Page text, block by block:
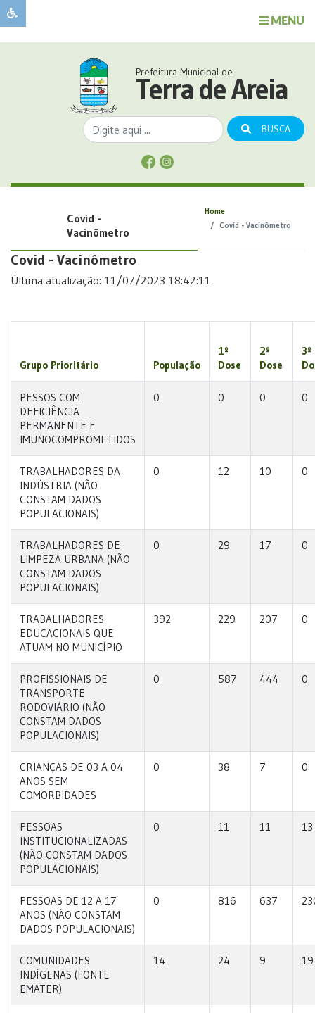
MENU
Sobre
Sobre
Prefeitura Municipal de
Terra de Areia
BUSCA
Covid -
Vacinômetro
Home
Covid - Vacinômetro
Covid - Vacinômetro
Última atualização: 11/07/2023 18:42:11
Grupo Prioritário População
1º
Dose
2º
Dose
3º
PESSOS COM
DEFICIÊNCIA
PERMANENTE E
IMUNOCOMPROMETIDOS
0 0 0 0
TRABALHADORES DA
INDÚSTRIA (NÃO
CONSTAM DADOS
POPULACIONAIS)
0 12 10 0
TRABALHADORES DE
LIMPEZA URBANA (NÃO
CONSTAM DADOS
POPULACIONAIS)
0 29 17 0
TRABALHADORES
EDUCACIONAIS QUE
ATUAM NO MUNICÍPIO
392 229 207 0
PROFISSIONAIS DE
TRANSPORTE
RODOVIÁRIO (NÃO
CONSTAM DADOS
POPULACIONAIS)
0 587 444 0
CRIANÇAS DE 03 A 04
ANOS SEM
COMORBIDADES
0 38 7 0
PESSOAS
INSTITUCIONALIZADAS
(NÃO CONSTAM DADOS
POPULACIONAIS)
0 11 11 13
PESSOAS DE 12 A 17
ANOS (NÃO CONSTAM
DADOS POPULACIONAIS)
0 816 637
COMUNIDADES
INDÍGENAS (FONTE
EMATER)
14 24 9 19